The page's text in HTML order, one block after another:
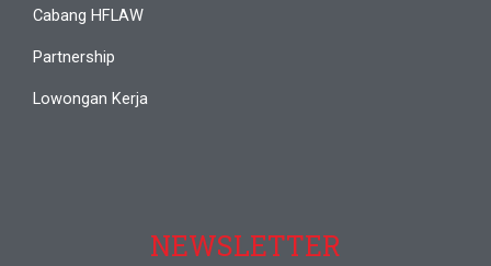
Cabang HFLAW
Partnership
Lowongan Kerja
NEWSLETTER